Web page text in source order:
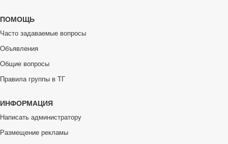
ПОМОЩЬ
Часто задаваемые вопросы
Объявления
Общие вопросы
Правила группы в ТГ
ИНФОРМАЦИЯ
Написать администратору
Размещение рекламы